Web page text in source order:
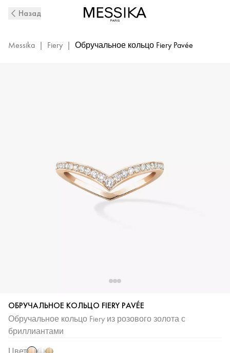
кольцоНазад
Messika | Fiery | Обручальное кольцо Fiery Pavée
ОБРУЧАЛЬНОЕ КОЛЬЦО FIERY PAVÉE
Обручальное кольцо Fiery из розового золота с
бриллиантами
Розовое
золото
Белое
Желтое